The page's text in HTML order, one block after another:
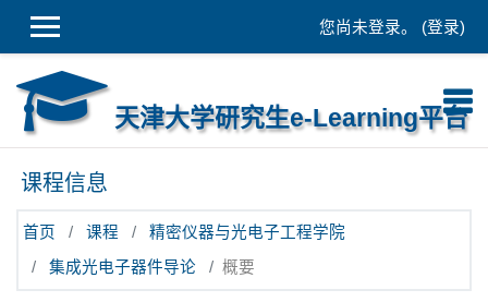
您尚未登录。 (登录)
天津大学研究生e-Learning平台
课程信息
首页 课程
精密仪器与光电子工程学院
集成光电子器件导论
概要